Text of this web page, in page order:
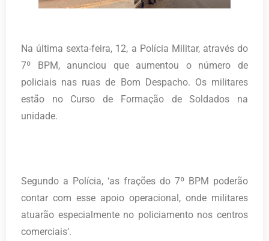
Na última sexta-feira, 12, a Polícia Militar, através do
7º BPM, anunciou que aumentou o número de
policiais nas ruas de Bom Despacho. Os militares
estão no Curso de Formação de Soldados na
unidade.
Segundo a Polícia, ‘as frações do 7º BPM poderão
contar com esse apoio operacional, onde militares
atuarão especialmente no policiamento nos centros
comerciais’.